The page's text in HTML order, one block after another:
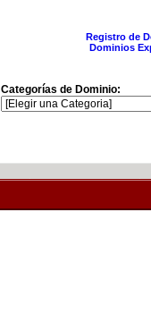
Registro de
Dominios
Categorías de Dominio: